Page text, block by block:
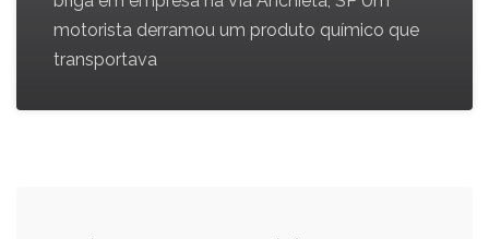
motorista derramou um produto químico que
transportava